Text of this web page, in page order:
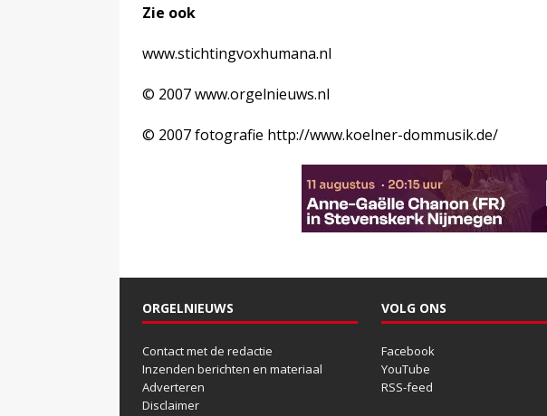
Zie ook
www.stichtingvoxhumana.nl
© 2007 www.orgelnieuws.nl
© 2007 fotografie http://www.koelner-dommusik.de/
ORGELNIEUWS
Contact met de redactie
Inzenden berichten en materiaal
Adverteren
Disclaimer
VOLG ONS
Facebook
YouTube
RSS-feed